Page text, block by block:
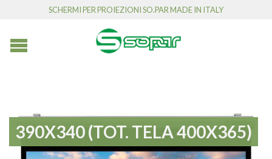
SCHERMI PER PROIEZIONI SO.PAR MADE IN ITALY
390X340 (TOT. TELA 400X365)